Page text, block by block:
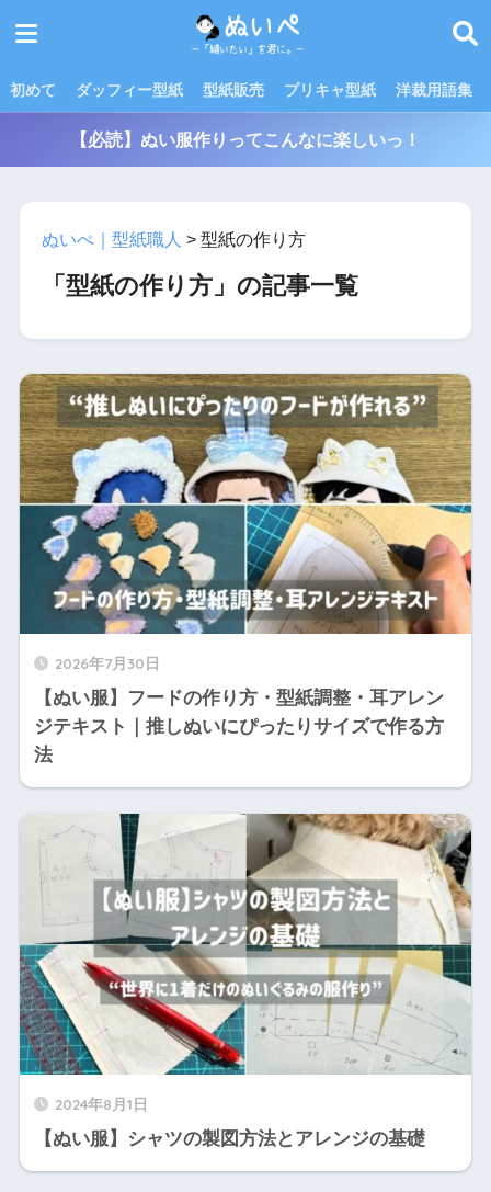
初めて ダッフィー型紙 型紙販売 プリキャ型紙 洋裁用語集
【必読】ぬい服作りってこんなに楽しいっ！
ぬいぺ｜型紙職人 > 型紙の作り方
「型紙の作り方」の記事一覧
2026年7月30日
【ぬい服】フードの作り方・型紙調整・耳アレン
ジテキスト｜推しぬいにぴったりサイズで作る方
法
2024年8月1日
【ぬい服】シャツの製図方法とアレンジの基礎